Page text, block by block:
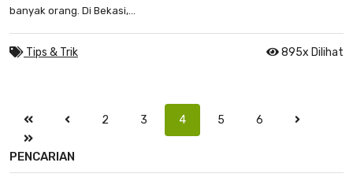
banyak orang. Di Bekasi,...
Tips & Trik 895x Dilihat
2 3 4 5 6
PENCARIAN